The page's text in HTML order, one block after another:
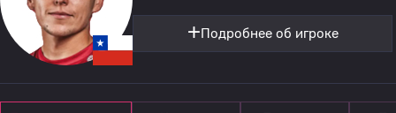
Подробнее об игроке